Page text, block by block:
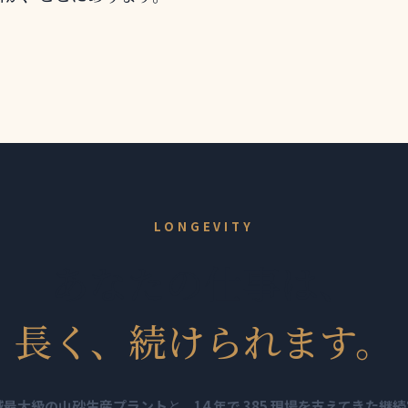
LONGEVITY
長く、続けられます。